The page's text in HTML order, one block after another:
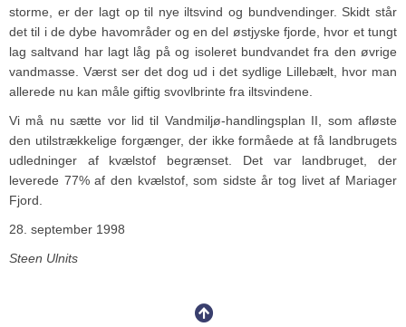
storme, er der lagt op til nye iltsvind og bundvendinger. Skidt står
det til i de dybe havområder og en del østjyske fjorde, hvor et tungt
lag saltvand har lagt låg på og isoleret bundvandet fra den øvrige
vandmasse. Værst ser det dog ud i det sydlige Lillebælt, hvor man
allerede nu kan måle giftig svovlbrinte fra iltsvindene.
Vi må nu sætte vor lid til Vandmiljø-handlingsplan II, som afløste
den utilstrækkelige forgænger, der ikke formåede at få landbrugets
udledninger af kvælstof begrænset. Det var landbruget, der
leverede 77% af den kvælstof, som sidste år tog livet af Mariager
Fjord.
28. september 1998
Steen Ulnits